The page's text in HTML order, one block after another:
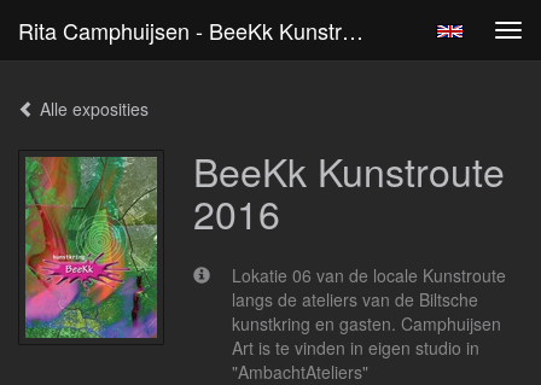
Rita Camphuijsen - BeeKk Kunstroute 2016
Alle exposities
BeeKk Kunstroute
2016
Lokatie 06 van de locale Kunstroute
langs de ateliers van de Biltsche
kunstkring en gasten. Camphuijsen
Art is te vinden in eigen studio in
"AmbachtAteliers"